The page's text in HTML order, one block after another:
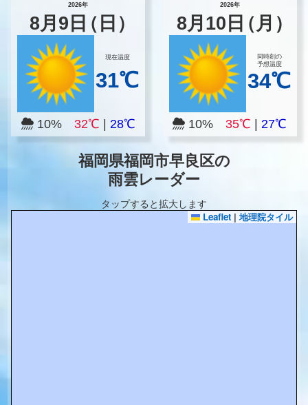
2026年
8月 9 日（日）
現在温度
31℃
10% 32℃ 28℃
2026年
8月 10 日（月）
同時刻の
予想温度
34℃
10%35℃ |27℃
福岡県福岡市早良区の
雨雲レーダー
タップすると拡大します
Leaflet | 地理院タイル